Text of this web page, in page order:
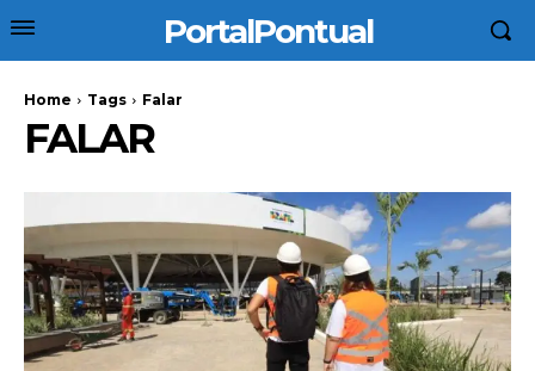
PortalPontual
Home Tags Falar
FALAR